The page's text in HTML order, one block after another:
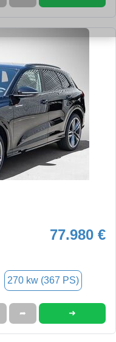
77.980 €
270 kw (367 PS)
➦ ➜